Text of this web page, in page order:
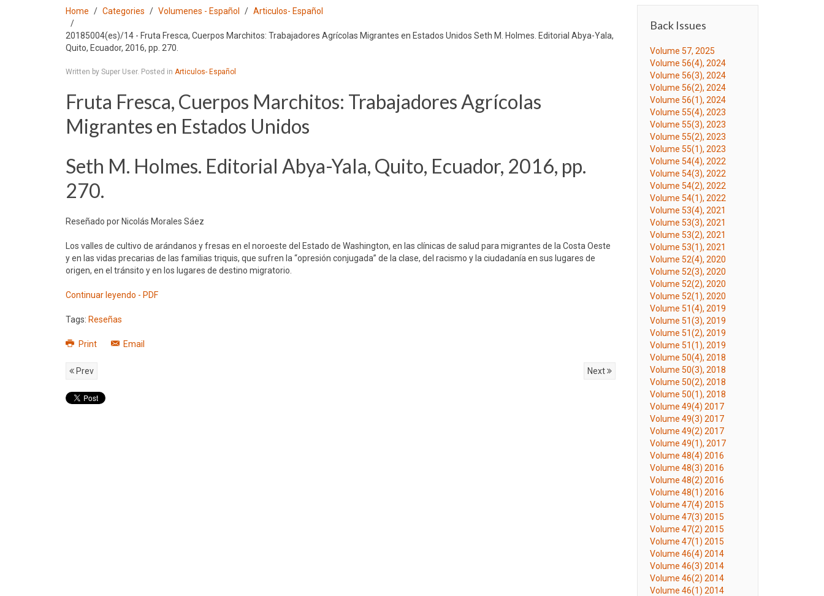
Home Categories Volumenes - Español Articulos- Español
20185004(es)/14 - Fruta Fresca, Cuerpos Marchitos: Trabajadores Agrícolas Migrantes en Estados Unidos Seth M. Holmes. Editorial Abya-Yala,
Quito, Ecuador, 2016, pp. 270.
Written by Super User. Posted in Articulos- Español
Fruta Fresca, Cuerpos Marchitos: Trabajadores Agrícolas
Migrantes en Estados Unidos
Seth M. Holmes. Editorial Abya-Yala, Quito, Ecuador, 2016, pp.
270.
Reseñado por Nicolás Morales Sáez
Los valles de cultivo de arándanos y fresas en el noroeste del Estado de Washington, en las clínicas de salud para migrantes de la Costa Oeste
y en las vidas precarias de las familias triquis, que sufren la “opresión conjugada” de la clase, del racismo y la ciudadanía en sus lugares de
origen, en el tránsito y en los lugares de destino migratorio.
Continuar leyendo - PDF
Tags: Reseñas
Print Email
Prev Next
Back Issues
Volume 57, 2025
Volume 56(4), 2024
Volume 56(3), 2024
Volume 56(2), 2024
Volume 56(1), 2024
Volume 55(4), 2023
Volume 55(3), 2023
Volume 55(2), 2023
Volume 55(1), 2023
Volume 54(4), 2022
Volume 54(3), 2022
Volume 54(2), 2022
Volume 54(1), 2022
Volume 53(4), 2021
Volume 53(3), 2021
Volume 53(2), 2021
Volume 53(1), 2021
Volume 52(4), 2020
Volume 52(3), 2020
Volume 52(2), 2020
Volume 52(1), 2020
Volume 51(4), 2019
Volume 51(3), 2019
Volume 51(2), 2019
Volume 51(1), 2019
Volume 50(4), 2018
Volume 50(3), 2018
Volume 50(2), 2018
Volume 50(1), 2018
Volume 49(4) 2017
Volume 49(3) 2017
Volume 49(2) 2017
Volume 49(1), 2017
Volume 48(4) 2016
Volume 48(3) 2016
Volume 48(2) 2016
Volume 48(1) 2016
Volume 47(4) 2015
Volume 47(3) 2015
Volume 47(2) 2015
Volume 47(1) 2015
Volume 46(4) 2014
Volume 46(3) 2014
Volume 46(2) 2014
Volume 46(1) 2014